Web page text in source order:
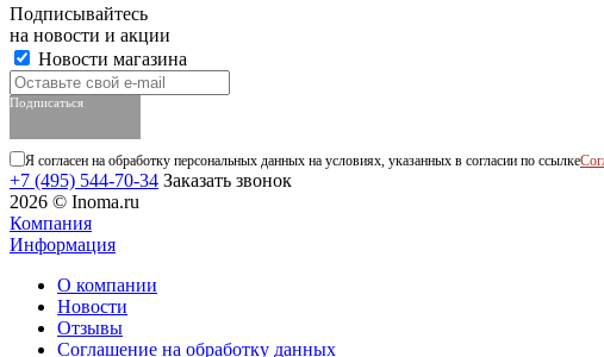
Подписывайтесь
на новости и акции
Новости магазина
Подписаться
Я согласен на обработку персональных данных на условиях, указанных в согласии по ссылке
+7 (495) 544-70-34 Заказать звонок
2026 © Inoma.ru
Компания
Информация
О компании
Новости
Отзывы
Соглашение на обработку данных